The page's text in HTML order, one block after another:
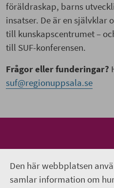
Den här webbplatsen
samlar information om
föräldraskap, barns
insatser. De är en självklar
till kunskapscentrumet –
till SUF-konferensen.
Frågor eller funderingar?
suf@regionuppsala.se
Kontakta oss